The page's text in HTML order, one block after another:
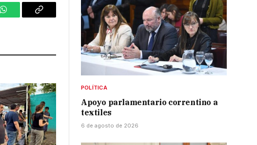
WhatsAppCopy
POLÍTICA
Apoyo parlamentario correntino a
textiles
6 de agosto de 2026